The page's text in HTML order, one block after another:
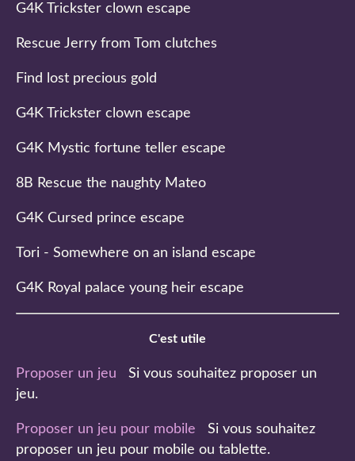
G4K Trickster clown escape
Rescue Jerry from Tom clutches
Find lost precious gold
G4K Trickster clown escape
G4K Mystic fortune teller escape
8B Rescue the naughty Mateo
G4K Cursed prince escape
Tori - Somewhere on an island escape
G4K Royal palace young heir escape
C'est utile
Proposer un jeu Si vous souhaitez proposer un
jeu.
Proposer un jeu pour mobile Si vous souhaitez
proposer un jeu pour mobile ou tablette.